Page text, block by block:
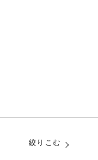
絞りこむ